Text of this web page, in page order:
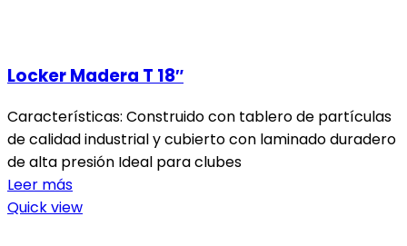
Locker Madera T 18″
Características: Construido con tablero de partículas
de calidad industrial y cubierto con laminado duradero
de alta presión Ideal para clubes
Leer más
Quick view